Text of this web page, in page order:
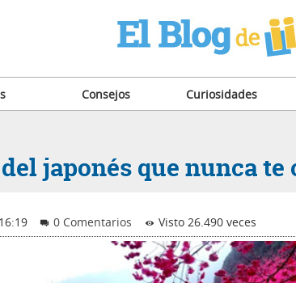
Consejos Curiosidades
japonés que nunca
0 Comentarios Visto 26.490 veces